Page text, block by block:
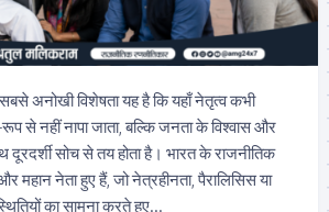
अनोखी विशेषता यह है कि यहाँ नेतृत्व कभी
रूप से नहीं नापा जाता, बल्कि जनता के विश्वास और
दूरदर्शी सोच से तय होता है। भारत के राजनीतिक
महान नेता हुए हैं, जो नेत्रहीनता, पैरालिसिस या
का सामना करते हुए...